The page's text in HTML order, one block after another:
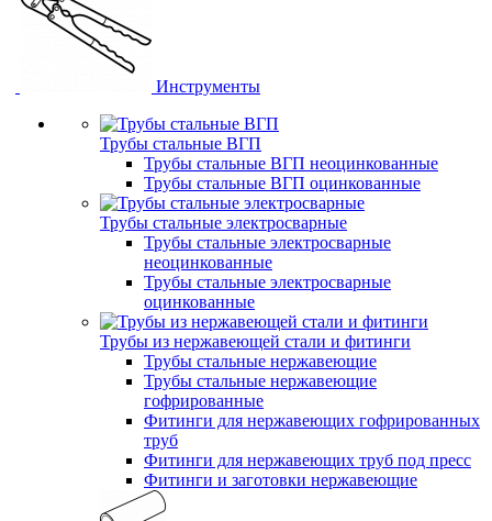
Инструменты
Трубы стальные ВГП
Трубы стальные ВГП неоцинкованные
Трубы стальные ВГП оцинкованные
Трубы стальные электросварные
Трубы стальные электросварные
неоцинкованные
Трубы стальные электросварные
оцинкованные
Трубы из нержавеющей стали и фитинги
Трубы стальные нержавеющие
Трубы стальные нержавеющие
гофрированные
Фитинги для нержавеющих гофрированных
труб
Фитинги для нержавеющих труб под пресс
Фитинги и заготовки нержавеющие